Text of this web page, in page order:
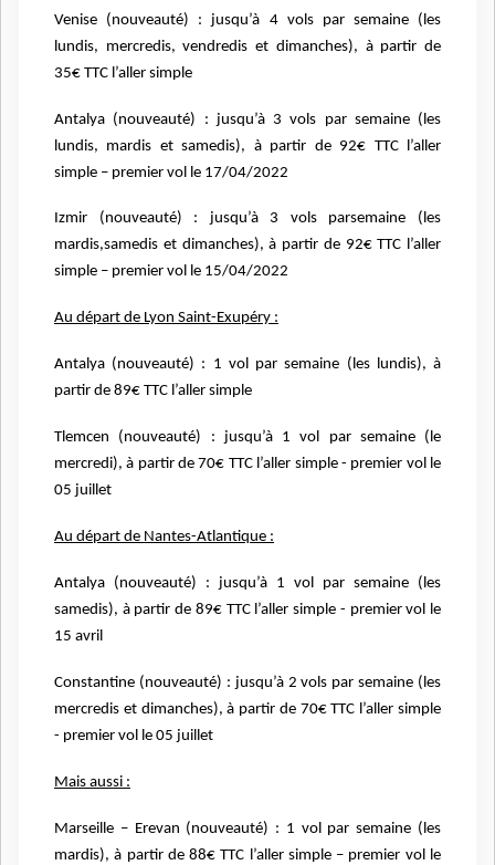
Venise (nouveauté) : jusqu’à 4 vols par semaine (les
lundis, mercredis, vendredis et dimanches), à partir de
35€ TTC l’aller simple
Antalya (nouveauté) : jusqu’à 3 vols par semaine (les
lundis, mardis et samedis), à partir de 92€ TTC l’aller
simple – premier vol le 17/04/2022
Izmir (nouveauté) : jusqu’à 3 vols parsemaine (les
mardis,samedis et dimanches), à partir de 92€ TTC l’aller
simple – premier vol le 15/04/2022
Au départ de Lyon Saint-Exupéry :
Antalya (nouveauté) : 1 vol par semaine (les lundis), à
partir de 89€ TTC l’aller simple
Tlemcen (nouveauté) : jusqu’à 1 vol par semaine (le
mercredi), à partir de 70€ TTC l’aller simple - premier vol le
05 juillet
Au départ de Nantes-Atlantique :
Antalya (nouveauté) : jusqu’à 1 vol par semaine (les
samedis), à partir de 89€ TTC l’aller simple - premier vol le
15 avril
Constantine (nouveauté) : jusqu’à 2 vols par semaine (les
mercredis et dimanches), à partir de 70€ TTC l’aller simple
- premier vol le 05 juillet
Mais aussi :
Marseille – Erevan (nouveauté) : 1 vol par semaine (les
mardis), à partir de 88€ TTC l’aller simple – premier vol le